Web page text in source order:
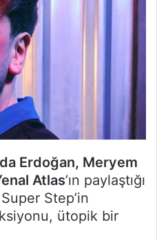
Erdoğan, Meryem
Atlas’ın paylaştığı
Step’in
ütopik bir